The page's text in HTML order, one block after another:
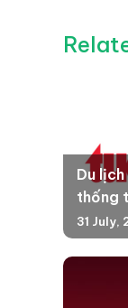
Du
thống
31 July,